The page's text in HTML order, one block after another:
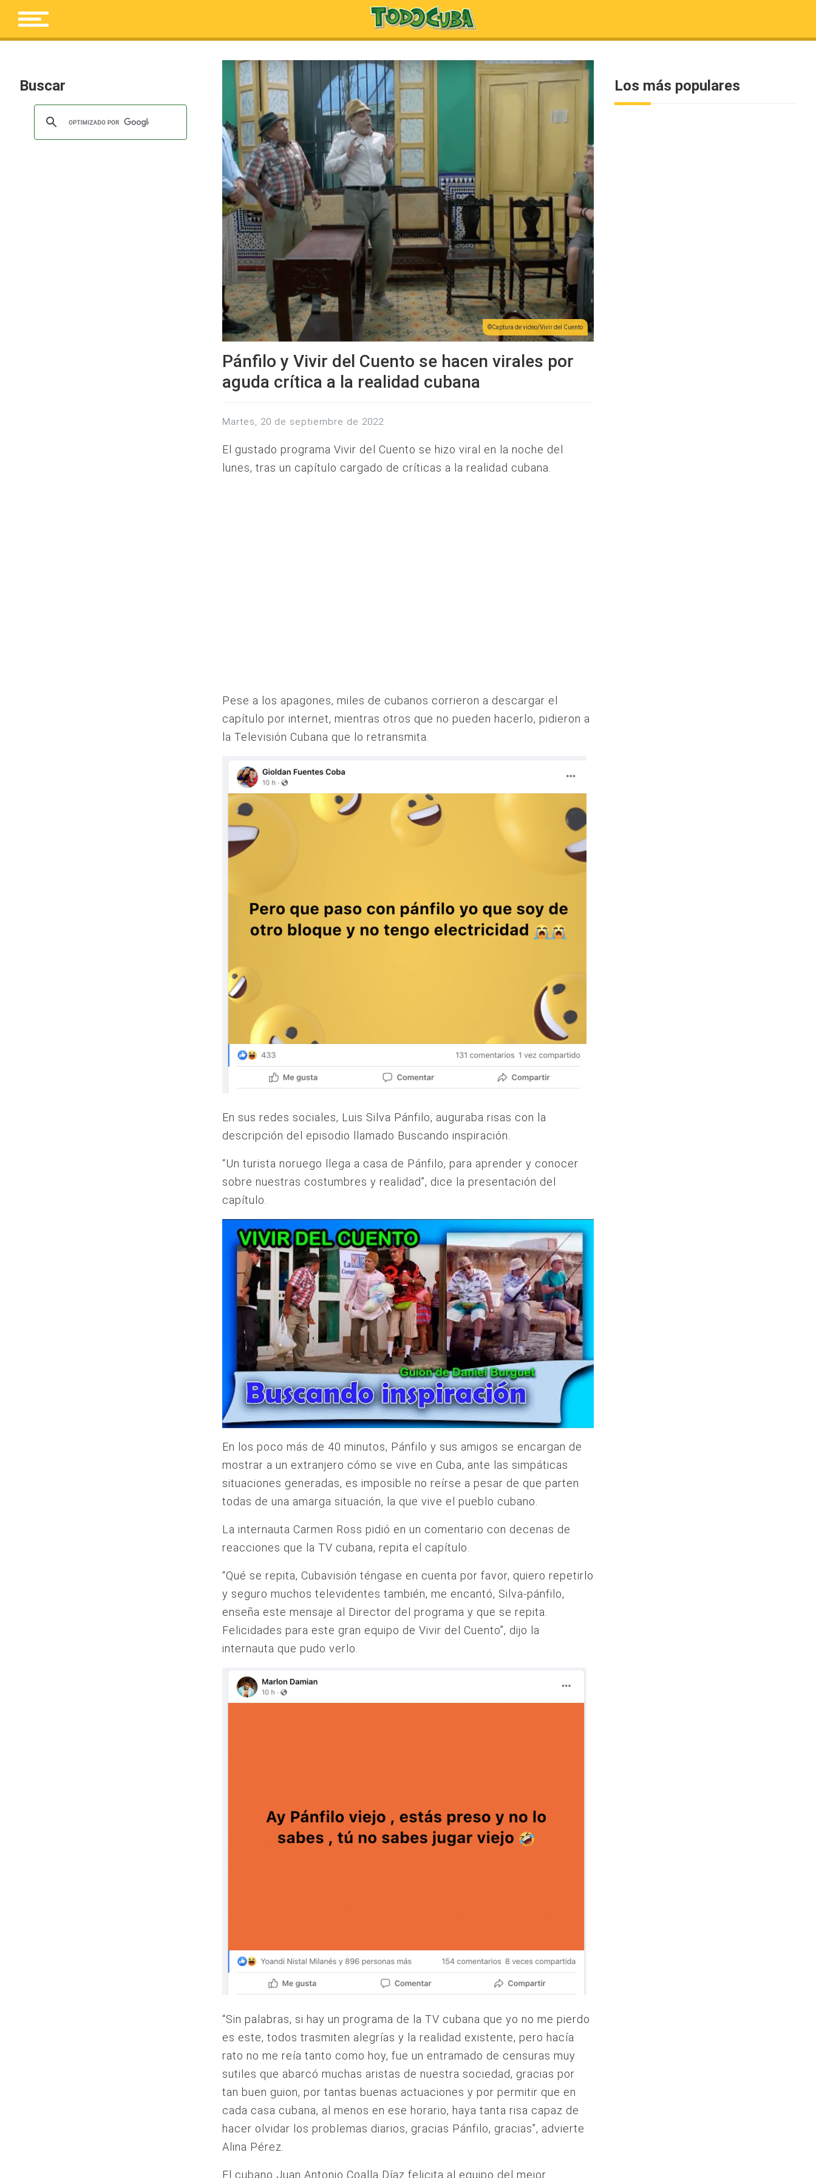
Buscar
Captura de video/Vivir del Cuento
Pánfilo y Vivir del Cuento se hacen virales por
aguda crítica a la realidad cubana
martes, 20 de septiembre de 2022
El gustado programa Vivir del Cuento se hizo viral en la noche del
lunes, tras un capítulo cargado de críticas a la realidad cubana.
Pese a los apagones, miles de cubanos corrieron a descargar el
capítulo por internet, mientras otros que no pueden hacerlo, pidieron a
la Televisión Cubana que lo retransmita.
En sus redes sociales, Luis Silva Pánfilo, auguraba risas con la
descripción del episodio llamado Buscando inspiración.
“Un turista noruego llega a casa de Pánfilo, para aprender y conocer
sobre nuestras costumbres y realidad”, dice la presentación del
capítulo.
En los poco más de 40 minutos, Pánfilo y sus amigos se encargan de
mostrar a un extranjero cómo se vive en Cuba, ante las simpáticas
situaciones generadas, es imposible no reírse a pesar de que parten
todas de una amarga situación, la que vive el pueblo cubano.
La internauta Carmen Ross pidió en un comentario con decenas de
reacciones que la TV cubana, repita el capítulo.
“Qué se repita, Cubavisión téngase en cuenta por favor, quiero repetirlo
y seguro muchos televidentes también, me encantó, Silva-pánfilo,
enseña este mensaje al Director del programa y que se repita.
Felicidades para este gran equipo de Vivir del Cuento”, dijo la
internauta que pudo verlo.
“Sin palabras, si hay un programa de la TV cubana que yo no me pierdo
es este, todos trasmiten alegrías y la realidad existente, pero hacía
rato no me reía tanto como hoy, fue un entramado de censuras muy
sutiles que abarcó muchas aristas de nuestra sociedad, gracias por
tan buen guion, por tantas buenas actuaciones y por permitir que en
cada casa cubana, al menos en ese horario, haya tanta risa capaz de
hacer olvidar los problemas diarios, gracias Pánfilo, gracias”, advierte
Alina Pérez.
El cubano Juan Antonio Coalla Díaz felicita al equipo del mejor
Los más populares